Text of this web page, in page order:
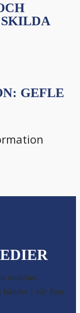
GEFLE
matcher,
händer i vår fina